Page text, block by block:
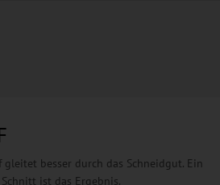
besser durch das Schneidgut. Ein
ist das Ergebnis.